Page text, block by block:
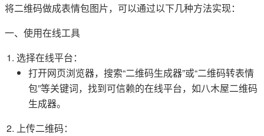
将二维码做成表情包图片，可以通过以下几种方法实现：
一、使用在线工具
选择在线平台：
打开网页浏览器，搜索“二维码生成器”或“二维码转表情
包”等关键词，找到可信赖的在线平台，如八木屋二维码
生成器。
上传二维码：